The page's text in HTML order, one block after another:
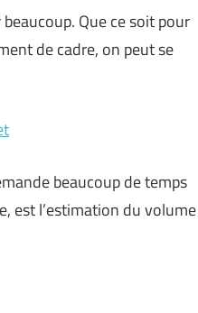
Que ce soit pour
de cadre, on peut se
beaucoup de temps
est l’estimation du volume